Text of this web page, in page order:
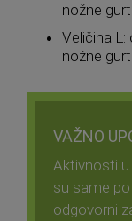
nožne
Veličina
nožne
VAŽNO
Aktivnosti
su same
odgovorni